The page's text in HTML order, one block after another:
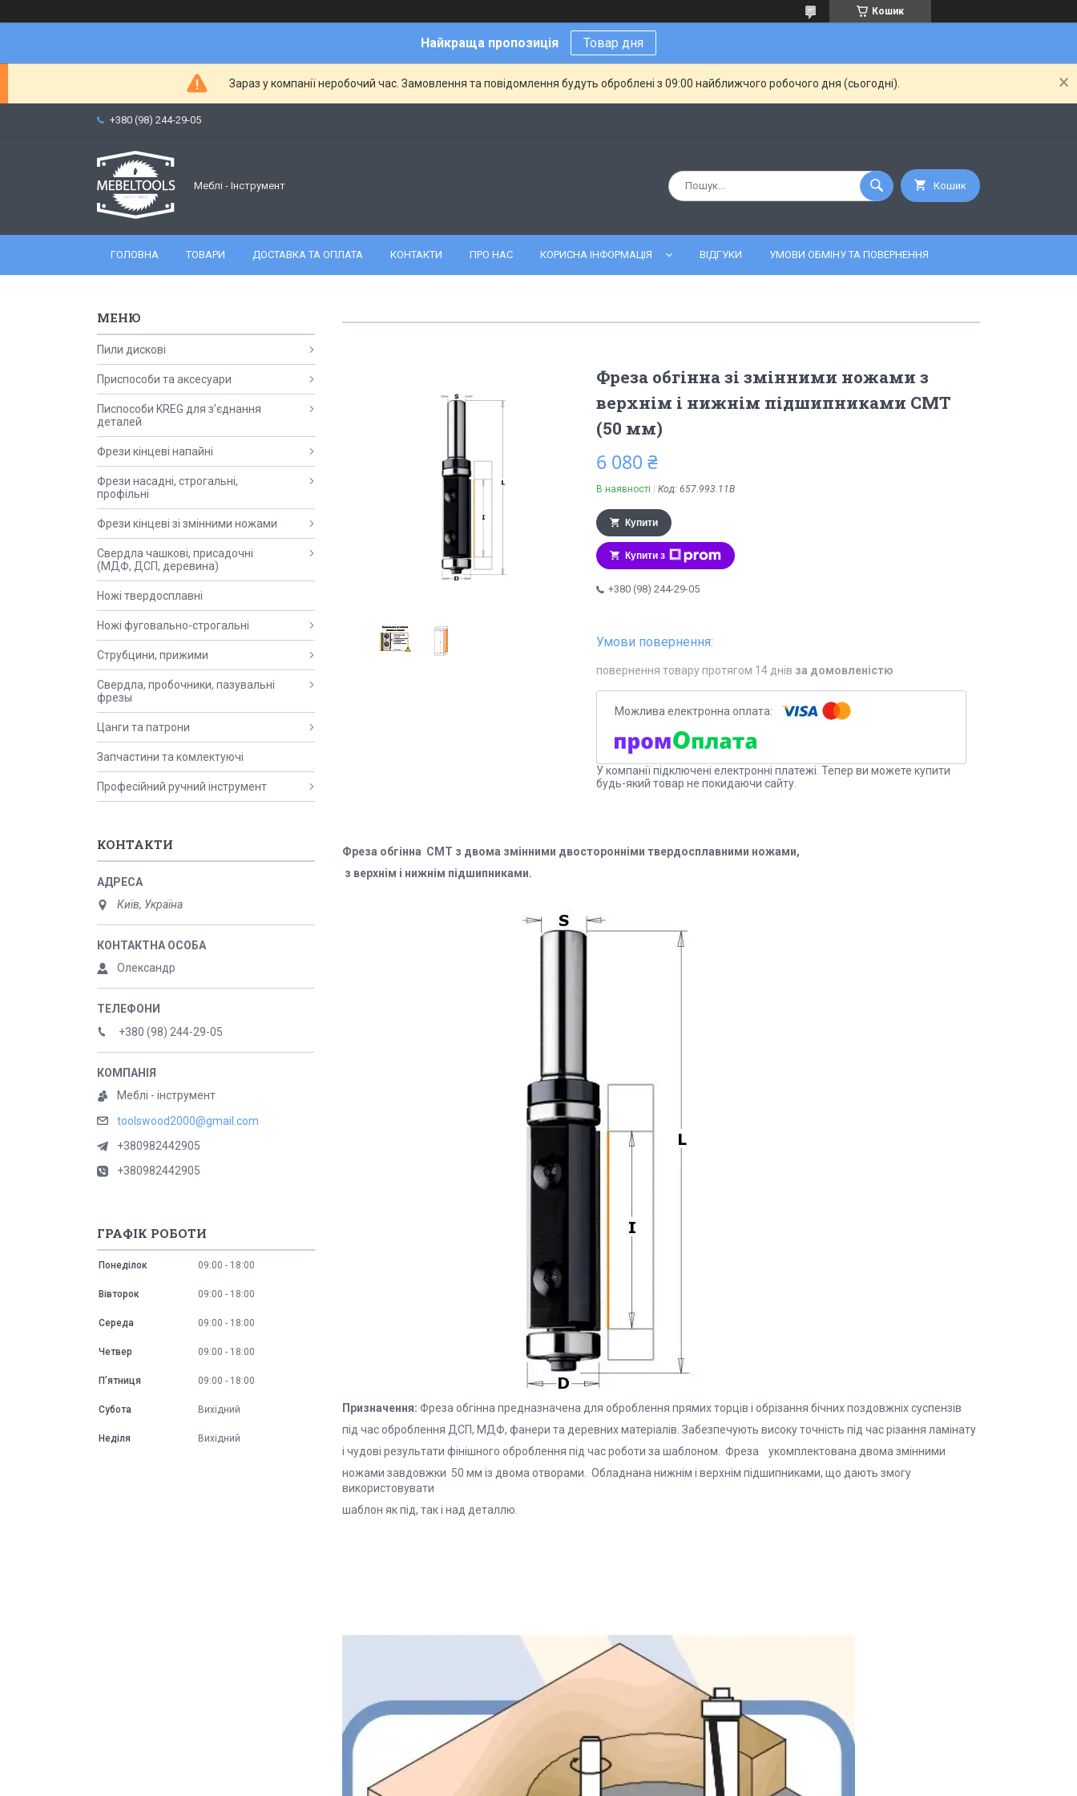
Кошик
Найкраща пропозиція Товар дня
Зараз у компанії неробочий час. Замовлення та повідомлення будуть оброблені з 09:00 найближчого робочого дня (сьогодні).
+380 (98) 244-29-05
Меблі - Інструмент Кошик
ГОЛОВНА ТОВАРИ ДОСТАВКА ТА ОПЛАТА КОНТАКТИ ПРО НАС КОРИСНА ІНФОРМАЦІЯ ВІДГУКИ УМОВИ ОБМІНУ ТА ПОВЕРНЕННЯ
Фреза обгінна зі змінними ножами з
верхнім і нижнім підшипниками СМТ
(50 мм)
6 080 ₴
В наявності Код: 657.993.11В
Купити
Купити з
+380 (98) 244-29-05
повернення товару протягом 14 днів за домовленістю
У компанії підключені електронні платежі. Тепер ви можете купити
будь-який товар не покидаючи сайту.
Фреза обгінна СМТ з двома змінними двосторонніми твердосплавними ножами,
з верхнім і нижнім підшипниками.
Призначення: Фреза обгінна предназначена для оброблення прямих торців і обрізання бічних поздовжніх суспензів
під час оброблення ДСП, МДФ, фанери та деревних матеріалів. Забезпечують високу точність під час різання ламінату
і чудові результати фінішного оброблення під час роботи за шаблоном. Фреза укомплектована двома змінними
ножами завдовжки 50 мм із двома отворами. Обладнана нижнім і верхнім підшипниками, що дають змогу
використовувати
шаблон як під, так і над деталлю.
Пили дискові
Приспособи та аксесуари
Писпособи KREG для з'єднання
деталей
Фрези кінцеві напайні
Фрези насадні, строгальні,
профільні
Фрези кінцеві зі змінними ножами
Свердла чашкові, присадочні
(МДФ, ДСП, деревина)
Ножі твердосплавні
Ножі фуговально-строгальні
Струбцини, прижими
Свердла, пробочники, пазувальні
фрезы
Цанги та патрони
Запчастини та комлектуючі
Професійний ручний інструмент
КОНТАКТИ
Київ, Україна
Олександр
+380 (98) 244-29-05
Меблі - інструмент
toolswood2000@gmail.com
+380982442905
+380982442905
ГРАФІК РОБОТИ
Понеділок 09:00 18:00
Вівторок 09:00 18:00
Середа 09:00 18:00
Четвер 09:00 18:00
Пʼятниця 09:00 18:00
Субота Вихідний
Неділя Вихідний